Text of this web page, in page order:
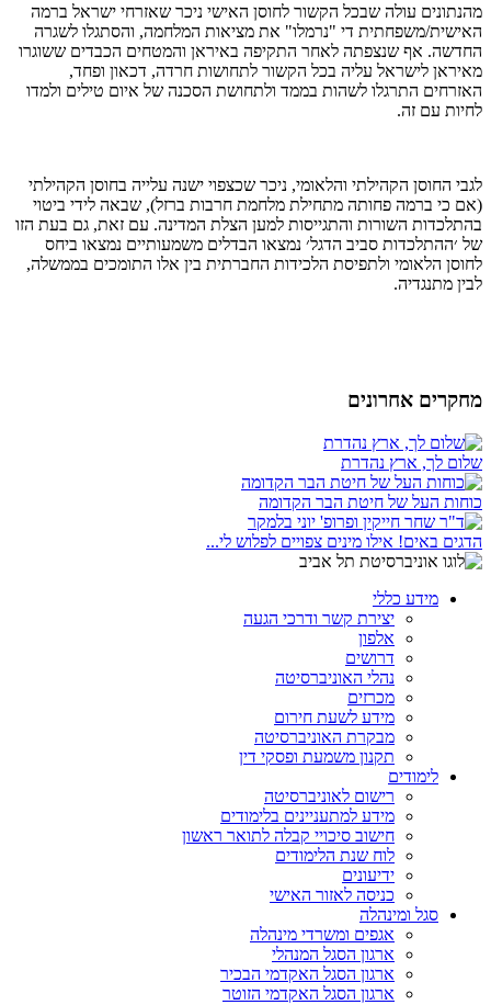
מהנתונים עולה שבכל הקשור לחוסן האישי ניכר שאזרחי ישראל ברמה
האישית/משפחתית די "נרמלו" את מציאות המלחמה, והסתגלו לשגרה
החדשה. אף שנצפתה לאחר התקיפה באיראן והמטחים הכבדים ששוגרו
מאיראן לישראל עליה בכל הקשור לתחושות חרדה, דכאון ופחד,
האזרחים התרגלו לשהות בממד ולתחושת הסכנה של איום טילים ולמדו
לחיות עם זה.
לגבי החוסן הקהילתי והלאומי, ניכר שכצפוי ישנה עלייה בחוסן הקהילתי
(אם כי ברמה פחותה מתחילת מלחמת חרבות ברזל), שבאה לידי ביטוי
בהתלכדות השורות והתגייסות למען הצלת המדינה. עם זאת, גם בעת הזו
של ׳ההתלכדות סביב הדגל׳ נמצאו הבדלים משמעותיים נמצאו ביחס
לחוסן הלאומי ולתפיסת הלכידות החברתית בין אלו התומכים בממשלה,
לבין מתנגדיה.
מחקרים אחרונים
שלום לך, ארץ נהדרת
כוחות העל של חיטת הבר הקדומה
הדגים באים! אילו מינים צפויים לפלוש לי...
מידע כללי
יצירת קשר ודרכי הגעה
אלפון
דרושים
נהלי האוניברסיטה
מכרזים
מידע לשעת חירום
מבקרת האוניברסיטה
תקנון משמעת ופסקי דין
לימודים
רישום לאוניברסיטה
מידע למתעניינים בלימודים
חישוב סיכויי קבלה לתואר ראשון
לוח שנת הלימודים
ידיעונים
כניסה לאזור האישי
סגל ומינהלה
אגפים ומשרדי מינהלה
ארגון הסגל המנהלי
ארגון הסגל האקדמי הבכיר
ארגון הסגל האקדמי הזוטר